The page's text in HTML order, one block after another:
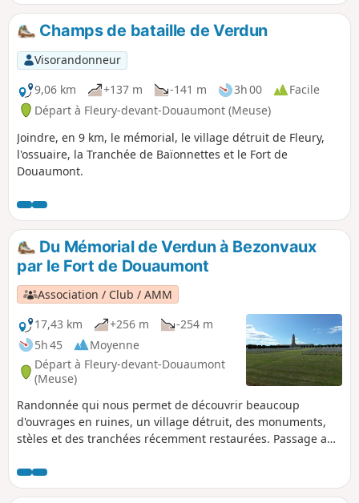
Douaumont sont à découvrir.
Champs de bataille de Verdun
Visorandonneur
9,06 km
+137 m -141 m 3h 00
Facile
Départ à Fleury-devant-Douaumont (Meuse)
Joindre, en 9 km, le mémorial, le village détruit de Fleury,
l'ossuaire, la Tranchée de Baïonnettes et le Fort de
Douaumont.
Du Mémorial de Verdun à Bezonvaux
par le Fort de Douaumont
Association / Club / AMM
17,43 km
+256 m
-254 m
5h 45
Moyenne
Départ à Fleury-devant-Douaumont
(Meuse)
Randonnée qui nous permet de découvrir beaucoup
d'ouvrages en ruines, un village détruit, des monuments,
stèles et des tranchées récemment restaurées. Passage au
regarder par terre, la terre nous restitue encore beaucoup
d'éclats d'obus et parfois même des obus entiers.